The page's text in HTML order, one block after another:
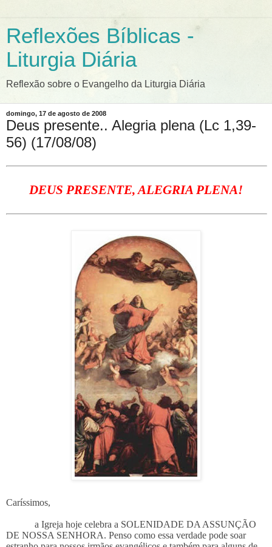
Reflexões Bíblicas -
Liturgia Diária
Reflexão sobre o Evangelho da Liturgia Diária
domingo, 17 de agosto de 2008
Deus presente.. Alegria plena (Lc 1,39-
56) (17/08/08)
DEUS PRESENTE, ALEGRIA PLENA!
Caríssimos,
a Igreja hoje celebra a SOLENIDADE DA ASSUNÇÃO
DE NOSSA SENHORA. Penso como essa verdade pode soar